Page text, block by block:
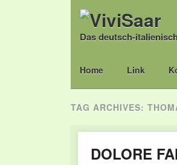
Das deutsch-
Main menu
Skip
Home Link
TAG ARCHIVES:
DOLORE